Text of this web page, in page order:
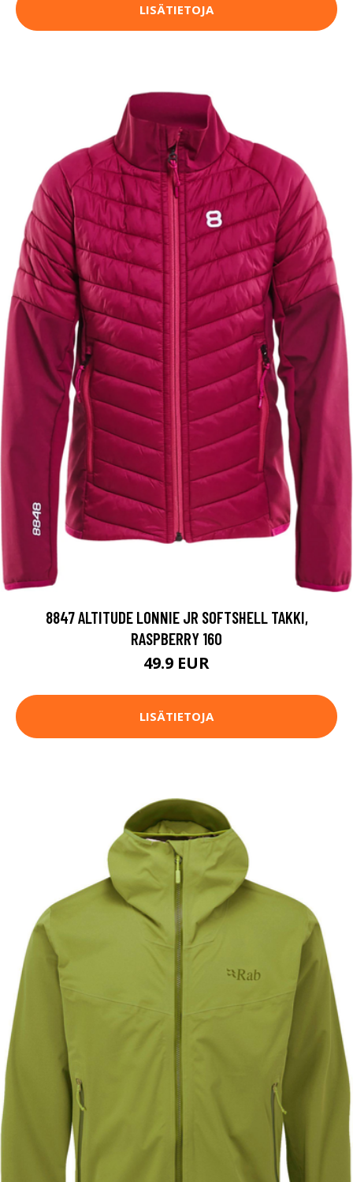
LISÄTIETOJA
8847 ALTITUDE LONNIE JR SOFTSHELL TAKKI,
RASPBERRY 160
49.9 EUR
LISÄTIETOJA